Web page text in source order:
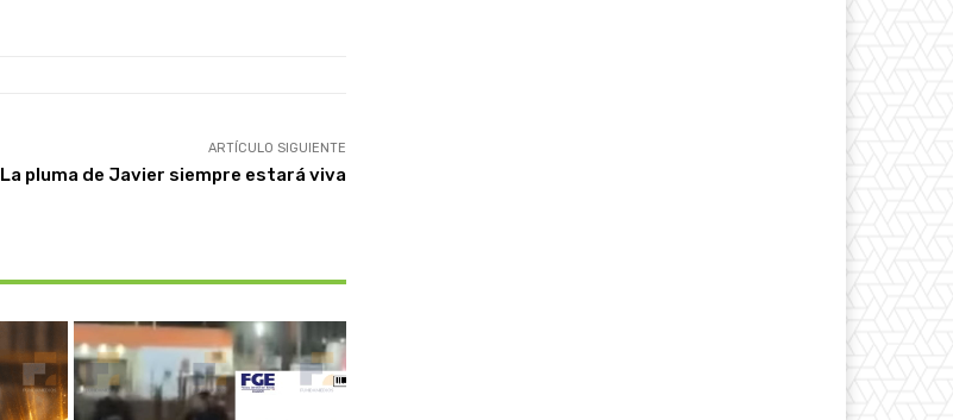
ARTÍCULO SIGUIENTE
La pluma de Javier siempre estará viva